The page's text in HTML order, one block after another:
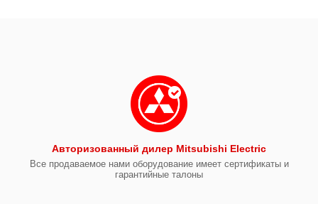
Авторизованный дилер Mitsubishi Electric
Все продаваемое нами оборудование имеет сертификаты и
гарантийные талоны